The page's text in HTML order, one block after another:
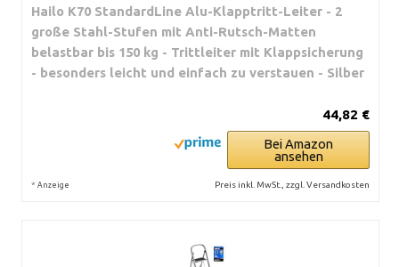
Hailo K70 StandardLine Alu-Klapptritt-Leiter - 2
große Stahl-Stufen mit Anti-Rutsch-Matten
belastbar bis 150 kg - Trittleiter mit Klappsicherung
- besonders leicht und einfach zu verstauen - Silber
44,82 €
Bei Amazon
ansehen
* Anzeige Preis inkl. MwSt., zzgl. Versandkosten